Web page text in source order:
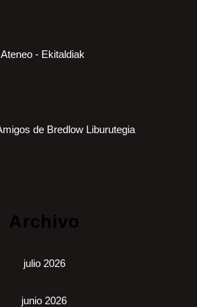
Ateneo - Ekitaldiak
de Bredlow Liburutegia
Archivo
julio 2026
junio 2026